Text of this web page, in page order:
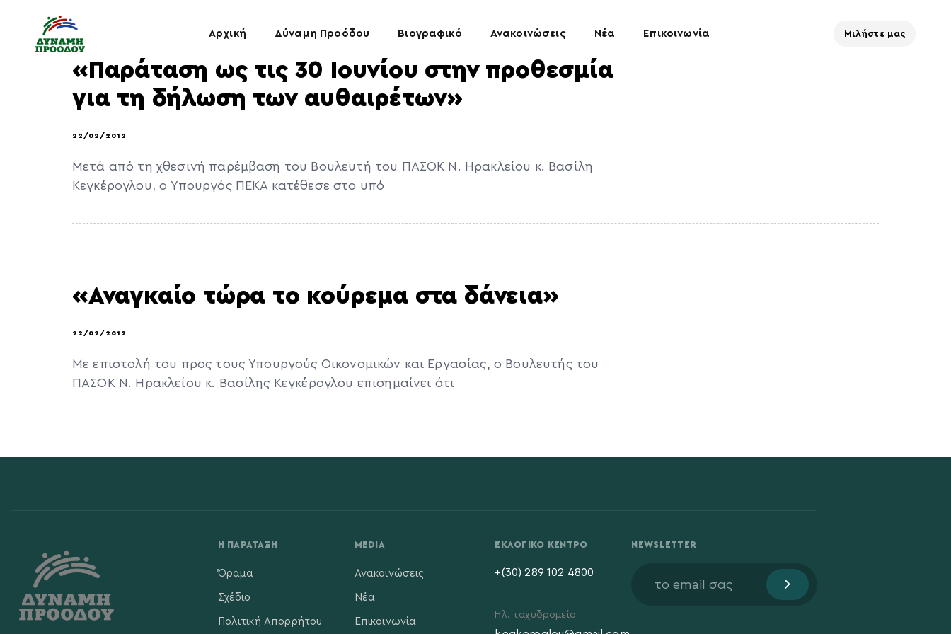
Αρχική Δύναμη Προόδου Βιογραφικό Ανακοινώσεις Νέα Επικοινωνία Μιλήστε μας
«Παράταση ως τις 30 Ιουνίου στην προθεσμία
για τη δήλωση των αυθαιρέτων»
22/02/2012
Μετά από τη χθεσινή παρέμβαση του Βουλευτή του ΠΑΣΟΚ Ν. Ηρακλείου κ. Βασίλη
Κεγκέρογλου, ο Υπουργός ΠΕΚΑ κατέθεσε στο υπό
«Αναγκαίο τώρα το κούρεμα στα δάνεια»
22/02/2012
Με επιστολή του προς τους Υπουργούς Οικονομικών και Εργασίας, ο Βουλευτής του
ΠΑΣΟΚ Ν. Ηρακλείου κ. Βασίλης Κεγκέρογλου επισημαίνει ότι
Η ΠΑΡΆΤΑΞΗ
Όραμα
Σχέδιο
Πολιτική Απορρήτου
MEDIA
Ανακοινώσεις
Νέα
Επικοινωνία
ΕΚΛΟΓΙΚΌ ΚΈΝΤΡΟ
+(30) 289 102 4800
Ηλ. ταχυδρομείο
NEWSLETTER